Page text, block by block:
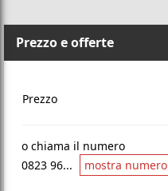
Prezzo e offerte
Prezzo
o chiama il numero
0823 96...
mostra numero